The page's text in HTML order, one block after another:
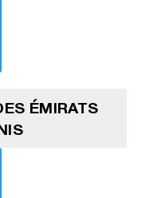
ÉMIRATS